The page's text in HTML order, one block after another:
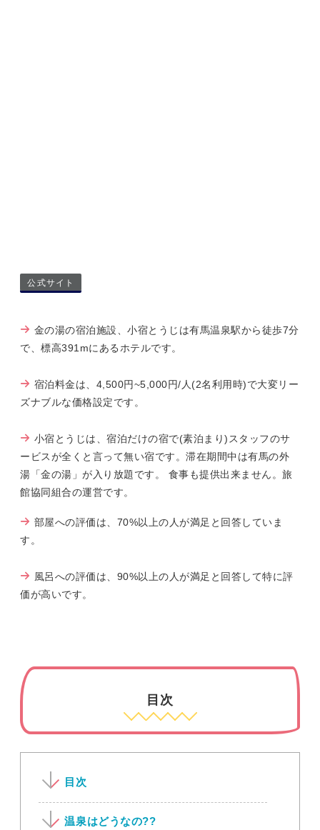
公式サイト
金の湯の宿泊施設、小宿とうじは有馬温泉駅から徒歩7分
で、標高391mにあるホテルです。
宿泊料金は、4,500円~5,000円/人(2名利用時)で大変リー
ズナブルな価格設定です。
小宿とうじは、宿泊だけの宿で(素泊まり)スタッフのサ
ービスが全くと言って無い宿です。滞在期間中は有馬の外
湯「金の湯」が入り放題です。 食事も提供出来ません。旅
館協同組合の運営です。
部屋への評価は、70%以上の人が満足と回答していま
す。
風呂への評価は、90%以上の人が満足と回答して特に評
価が高いです。
目次
目次
温泉はどうなの??